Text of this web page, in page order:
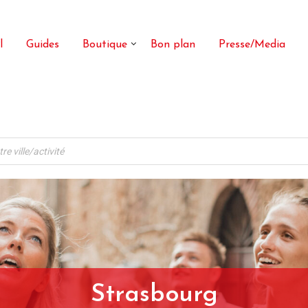
Guides Boutique Bon plan Presse/Media
Strasbourg